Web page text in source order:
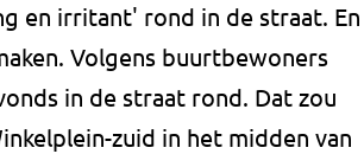
en irritant' rond in de straat. En
Volgens buurtbewoners
in de straat rond. Dat zou
zuid in het midden van